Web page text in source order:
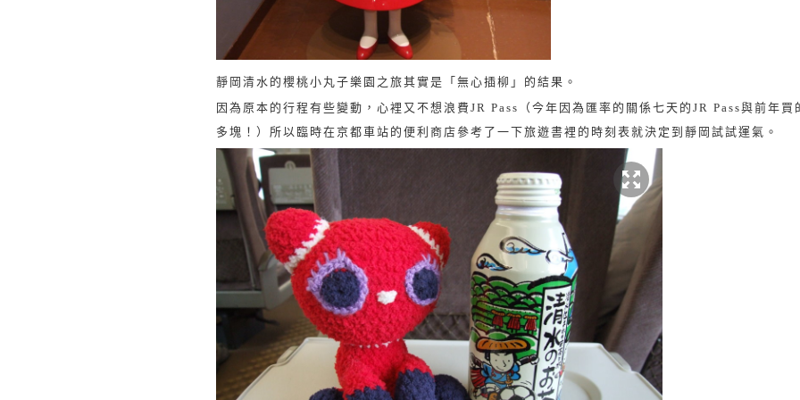
靜岡清水的櫻桃小丸子樂園之旅其實是「無心插柳」的結果。
因為原本的行程有些變動，心裡又不想浪費 JR Pass （今年因為匯率的關係七天的 JR Pass與前年買
多塊！）所以臨時在京都車站的便利商店參考了一下旅遊書裡的時刻表就決定到靜岡試試運氣。